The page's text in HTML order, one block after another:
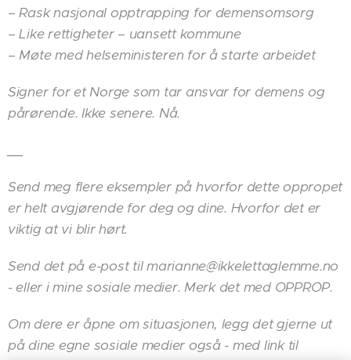
– Rask nasjonal opptrapping for demensomsorg
– Like rettigheter – uansett kommune
– Møte med helseministeren for å starte arbeidet
Signer for et Norge som tar ansvar for demens og
pårørende. Ikke senere. Nå.
Send meg flere eksempler på hvorfor dette oppropet
er helt avgjørende for deg og dine. Hvorfor det er
viktig at vi blir hørt.
Send det på e-post til marianne@ikkelettaglemme.no
- eller i mine sosiale medier. Merk det med OPPROP.
Om dere er åpne om situasjonen, legg det gjerne ut
på dine egne sosiale medier også - med link til